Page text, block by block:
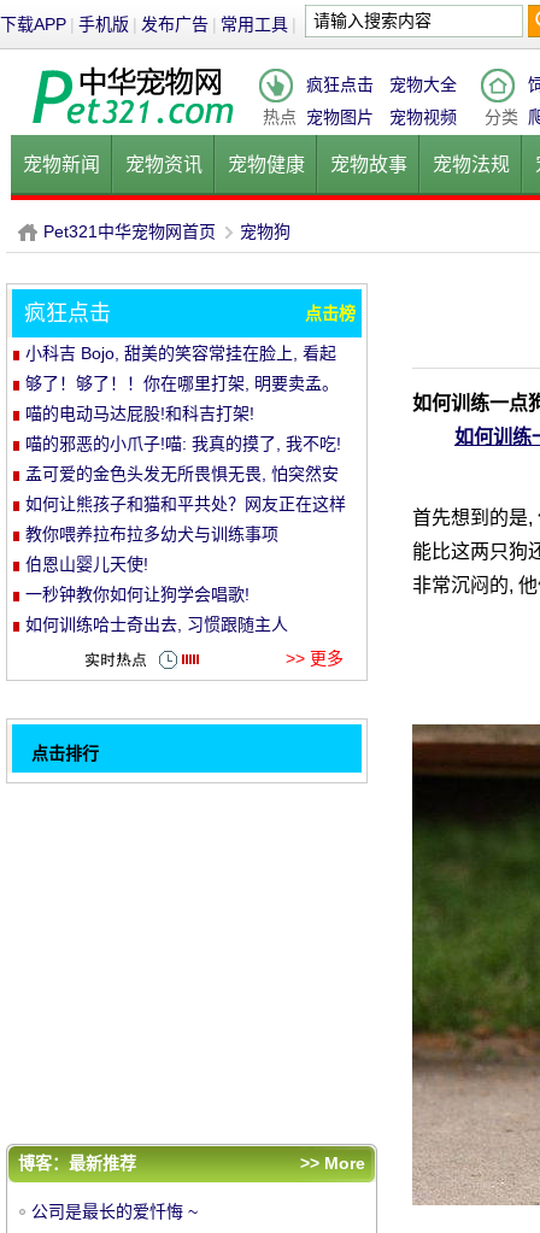
下载APP | 手机版 | 发布广告 | 常用工具 |
热点
疯狂点击
宠物大全
宠物图片
宠物视频 分类
宠物新闻 宠物资讯 宠物健康 宠物故事 宠物法规
健康饮食 宠物美容 宠物医院
P
et
Pet321中华宠物网首页
›
宠物狗
如何训练一点
如何训练
首先想到的是,
能比这两只狗
非常沉闷的,
疯狂点击 点击榜
小科吉 Bojo, 甜美的笑容常挂在脸上, 看起
来每天都是超级快乐!爱笑的小短腿, 太治愈!
够了！够了！！你在哪里打架, 明要卖孟。
喵的电动马达屁股!和科吉打架!
喵的邪恶的小爪子!喵: 我真的摸了, 我不吃!
孟可爱的金色头发无所畏惧无畏, 怕突然安
静的空气
如何让熊孩子和猫和平共处？网友正在这样
做..。婴孩必须被充电送..。
教你喂养拉布拉多幼犬与训练事项
伯恩山婴儿天使!
一秒钟教你如何让狗学会唱歌!
如何训练哈士奇出去, 习惯跟随主人
>> 更多
点击排行
评论排行
博客：最新推荐 >> More
公司是最长的爱忏悔 ~